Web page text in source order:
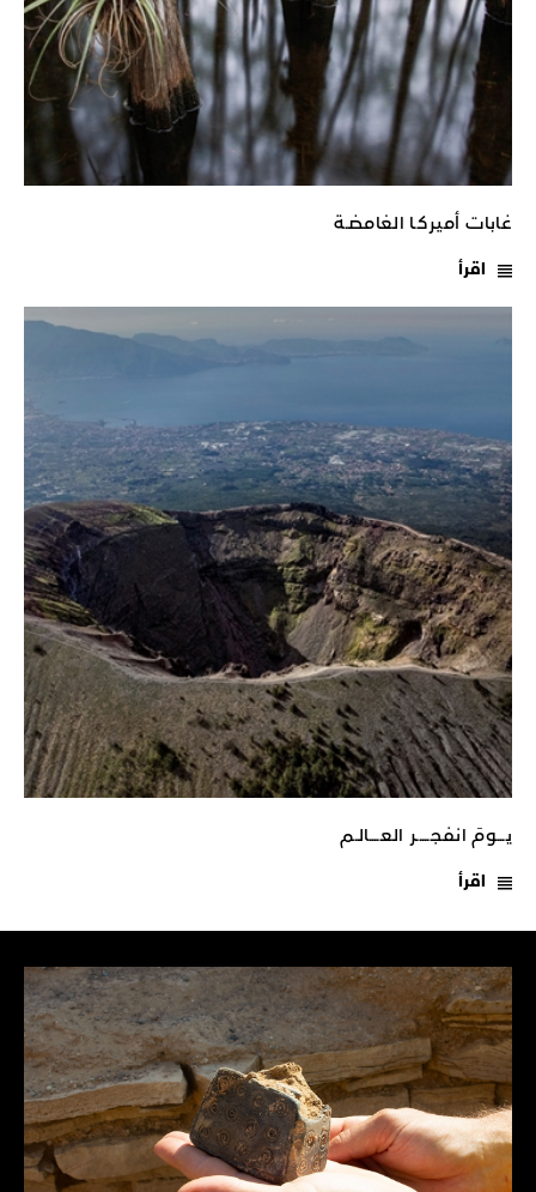
غابات أميركـا الغامضـة
اقرأ
يـــومَ انفجـــــر العــــالـم
اقرأ